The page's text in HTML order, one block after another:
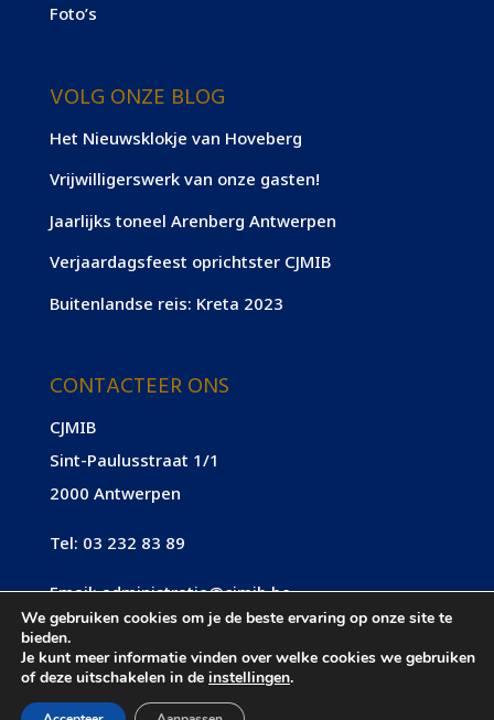
Foto’s
VOLG ONZE BLOG
Het Nieuwsklokje van Hoveberg
Vrijwilligerswerk van onze gasten!
Jaarlijks toneel Arenberg Antwerpen
Verjaardagsfeest oprichtster CJMIB
Buitenlandse reis: Kreta 2023
CONTACTEER ONS
CJMIB
Sint-Paulusstraat 1/1
2000 Antwerpen
Tel: 03 232 83 89
Email:administratie@cjmib.be
Copyright © 2026CJMIB|Privacy policy
We gebruiken cookies om je de beste ervaring op onze site te
bieden.
Je kunt meer informatie vinden over welke cookies we gebruiken
of deze uitschakelen in de instellingen.